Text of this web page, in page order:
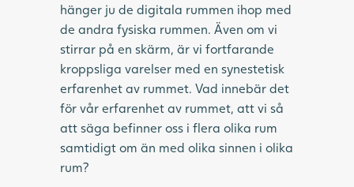
hänger ju de digitala rummen ihop med
de andra fysiska rummen. Även om vi
stirrar på en skärm, är vi fortfarande
kroppsliga varelser med en synestetisk
erfarenhet av rummet. Vad innebär det
för vår erfarenhet av rummet, att vi så
att säga befinner oss i flera olika rum
samtidigt om än med olika sinnen i olika
rum?